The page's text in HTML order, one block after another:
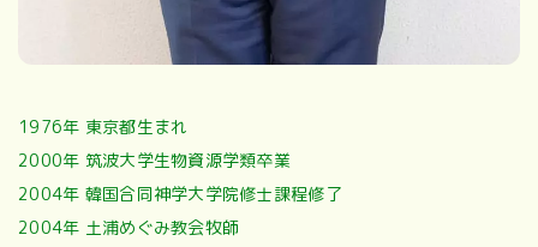
1976年 東京都生まれ
2000年 筑波大学生物資源学類卒業
2004年 韓国合同神学大学院修士課程修了
2004年 土浦めぐみ教会牧師